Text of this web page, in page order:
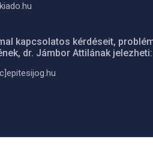
kapcsolatos kérdéseit,
dr. Jámbor Attilának jelezheti: